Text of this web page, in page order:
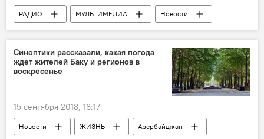
РАДИО МУЛЬТИМЕДИА
Новости
Здоровье
ЖИЗНЬ Новости мира
Синоптики рассказали, какая погода
ждет жителей Баку и регионов в
воскресенье
15 сентября 2018, 16:17
Новости ЖИЗНЬ
Азербайджан